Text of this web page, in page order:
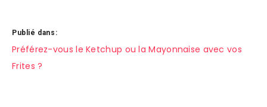
Publié dans:
Navigation
de
Préférez-vous le Ketchup ou la Mayonnaise avec vos
Frites ?